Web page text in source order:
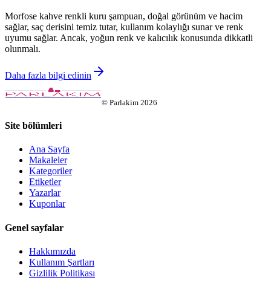
Morfose kahve renkli kuru şampuan, doğal görünüm ve hacim
sağlar, saç derisini temiz tutar, kullanım kolaylığı sunar ve renk
uyumu sağlar. Ancak, yoğun renk ve kalıcılık konusunda dikkatli
olunmalı.
Daha fazla bilgi edinin
© Parlakim 2026
Site bölümleri
Ana Sayfa
Makaleler
Kategoriler
Etiketler
Yazarlar
Kuponlar
Genel sayfalar
Hakkımızda
Kullanım Şartları
Gizlilik Politikası